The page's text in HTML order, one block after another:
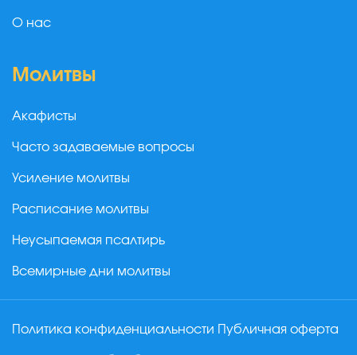
О нас
Молитвы
Акафисты
Часто задаваемые вопросы
Усиление молитвы
Расписание молитвы
Неусыпаемая псалтирь
Всемирные дни молитвы
Политика конфиденциальности Публичная оферта